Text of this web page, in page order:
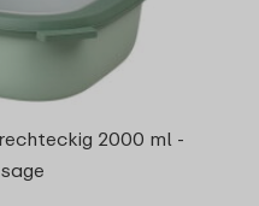
2000 ml -